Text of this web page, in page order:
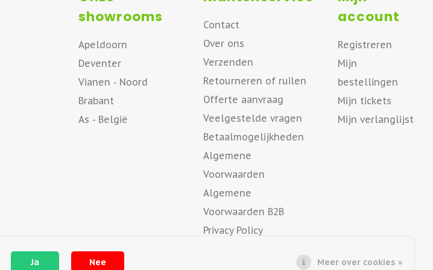
showrooms
Apeldoorn
Deventer
Vianen - Noord
Brabant
As - België
Contact
Over ons
Verzenden
Retourneren of ruilen
Offerte aanvraag
Veelgestelde vragen
Betaalmogelijkheden
Algemene
Voorwaarden
Algemene
Voorwaarden B2B
Privacy Policy
account
Registreren
Mijn
bestellingen
Mijn tickets
Mijn verlanglijst
Ja Nee Meer over cookies »